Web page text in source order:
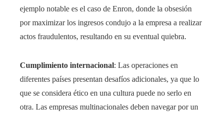
ejemplo notable es el caso de Enron, donde la obsesión
por maximizar los ingresos condujo a la empresa a realizar
actos fraudulentos, resultando en su eventual quiebra.
Cumplimiento internacional: Las operaciones en
diferentes países presentan desafíos adicionales, ya que lo
que se considera ético en una cultura puede no serlo en
otra. Las empresas multinacionales deben navegar por un